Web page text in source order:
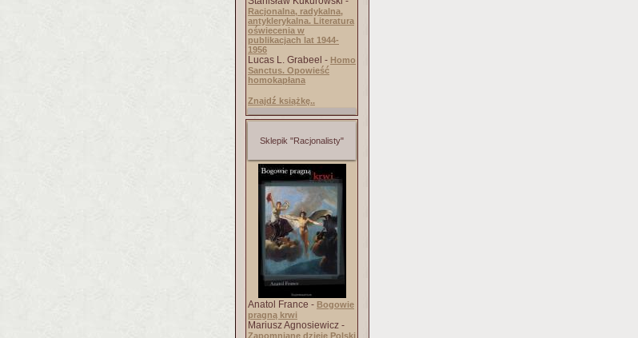
Racjonalna, radykalna,
antyklerykalna. Literatura
oświecenia w
publikacjach lat 1944-
1956
Lucas L. Grabeel - Homo
Sanctus. Opowieść
homokapłana
Znajdź książkę..
Sklepik "Racjonalisty"
Anatol France - Bogowie
pragną krwi
Mariusz Agnosiewicz -
Zapomniane dzieje Polski